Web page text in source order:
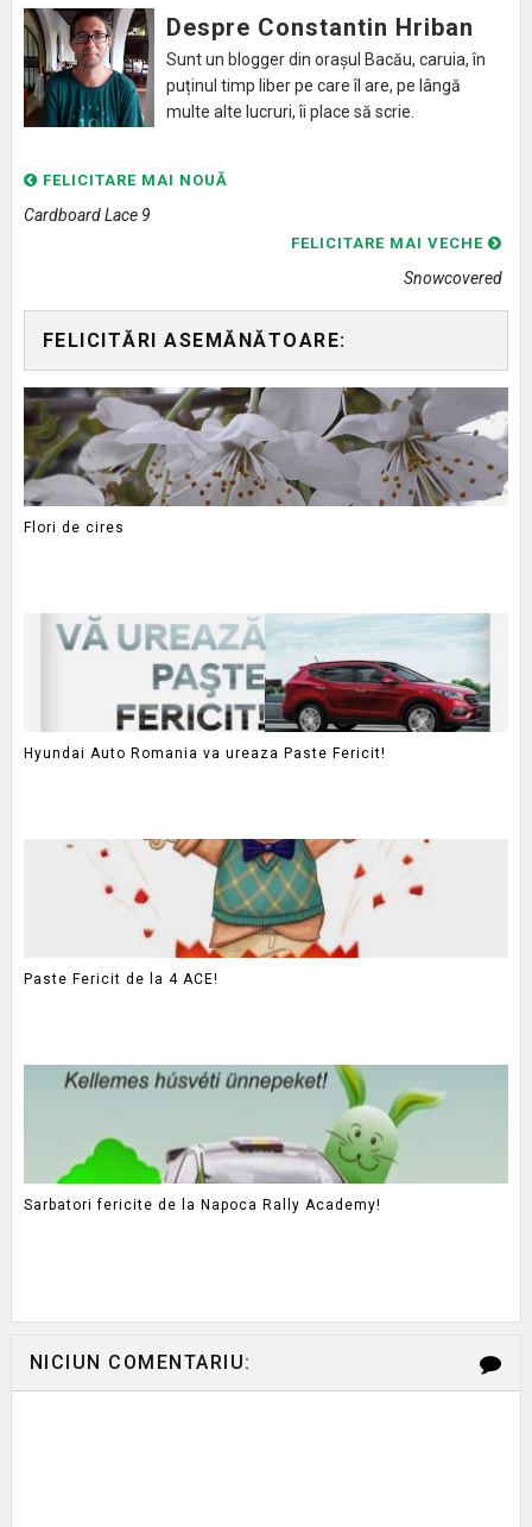
Despre Constantin Hriban
Sunt un blogger din orașul Bacău, caruia, în
puținul timp liber pe care îl are, pe lângă
multe alte lucruri, îi place să scrie.
FELICITARE MAI NOUĂ
Cardboard Lace 9
FELICITARE MAI VECHE
Snowcovered
FELICITĂRI ASEMĂNĂTOARE:
Flori de cires
Hyundai Auto Romania va ureaza Paste Fericit!
Paste Fericit de la 4 ACE!
Sarbatori fericite de la Napoca Rally Academy!
NICIUN COMENTARIU: